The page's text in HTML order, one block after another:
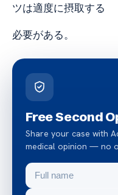
ツは適度に摂取する
必要がある。
Free Second
Share your case with
medical opinion — no